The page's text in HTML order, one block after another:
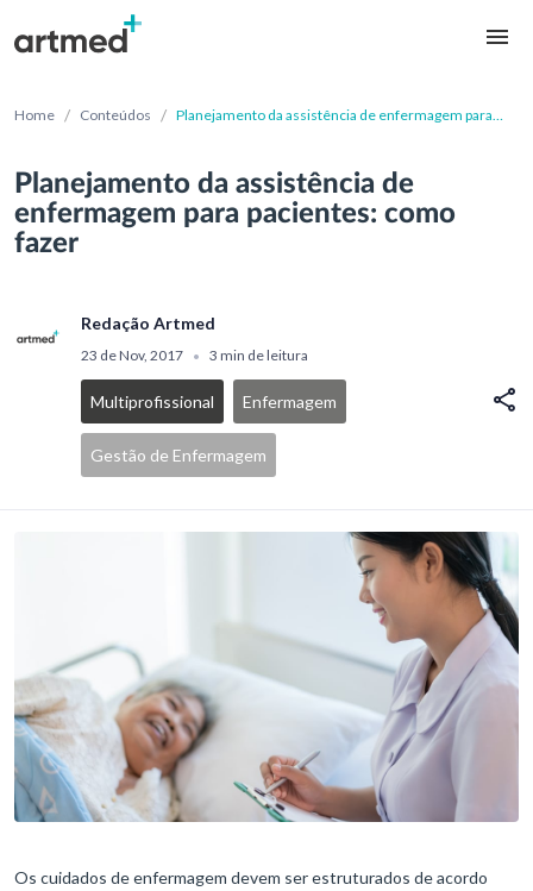
Home / Conteúdos / Planejamento da assistência de enfermagem para
Planejamento da assistência de
enfermagem para pacientes: como
fazer
Redação Artmed
23 de Nov, 2017 • 3 min de leitura
Multiprofissional Enfermagem
Gestão de Enfermagem
Os cuidados de enfermagem devem ser estruturados de acordo